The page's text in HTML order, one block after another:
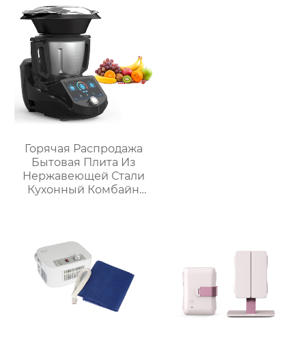
нержавеющей стали,
домашний
пароварочный
аппарат для молока
Горячая Распродажа
Бытовая Плита Из
Нержавеющей Стали
Кухонный Комбайн